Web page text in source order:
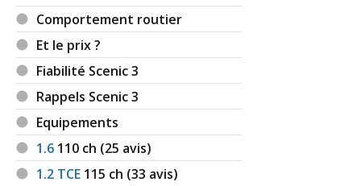
Comportement routier
Et le prix ?
Fiabilité Scenic 3
Rappels Scenic 3
Equipements
1.6 110 ch (25 avis)
1.2 TCE 115 ch (33 avis)